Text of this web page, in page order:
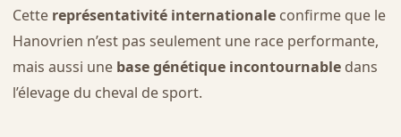
Cette représentativité internationaleconfirme que le
Hanovrien n’est pas seulement une race performante,
mais aussi une base génétique incontournabledans
l’élevage du cheval de sport.